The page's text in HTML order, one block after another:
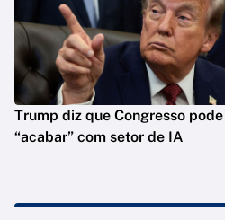
Trump diz que Congresso pode
“acabar” com setor de IA